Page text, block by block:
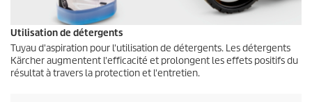
Utilisation de détergents
Tuyau d'aspiration pour l'utilisation de détergents. Les détergents
Kärcher augmentent l'efficacité et prolongent les effets positifs du
résultat à travers la protection et l'entretien.